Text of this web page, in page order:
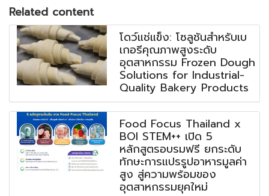
Related content
โดว์แช่แข็ง: โซลูชันสำหรับเบ
เกอรีคุณภาพสูงระดับ
อุตสาหกรรม Frozen Dough
Solutions for Industrial-
Quality Bakery Products
Food Focus Thailand x
BOI STEM++ เปิด 5
หลักสูตรอบรมฟรี ยกระดับ
ทักษะการแปรรูปอาหารมูลค่า
สูง สู่ความพร้อมของ
อุตสาหกรรมยุคใหม่